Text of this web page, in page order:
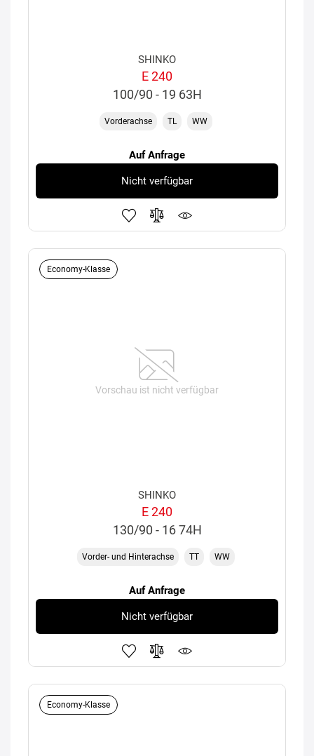
SHINKO
E 240
100/90 - 19 63H
Vorderachse TL WW
Auf Anfrage
Nicht verfügbar
Vorschau ist nicht verfügbar
Economy-Klasse
SHINKO
E 240
130/90 - 16 74H
Vorder- und Hinterachse TT WW
Auf Anfrage
Nicht verfügbar
Economy-Klasse